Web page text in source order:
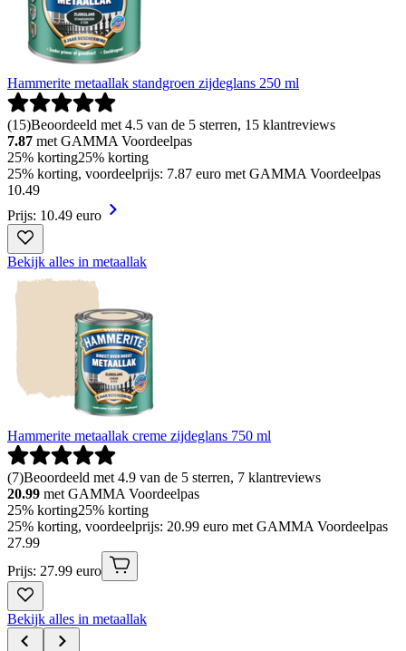
Hammerite metaallak standgroen zijdeglans 250 ml
(15)Beoordeeld met 4.5 van de 5 sterren, 15 klantreviews
7.87 met GAMMA Voordeelpas
25% korting25% korting
25% korting, voordeelprijs: 7.87 euro met GAMMA Voordeelpas
10.49
Prijs: 10.49 euro
Bekijk alles in metaallak
Hammerite metaallak creme zijdeglans 750 ml
(7)Beoordeeld met 4.9 van de 5 sterren, 7 klantreviews
20.99 met GAMMA Voordeelpas
25% korting25% korting
25% korting, voordeelprijs: 20.99 euro met GAMMA Voordeelpas
27.99
Prijs: 27.99 euro
Bekijk alles in metaallak